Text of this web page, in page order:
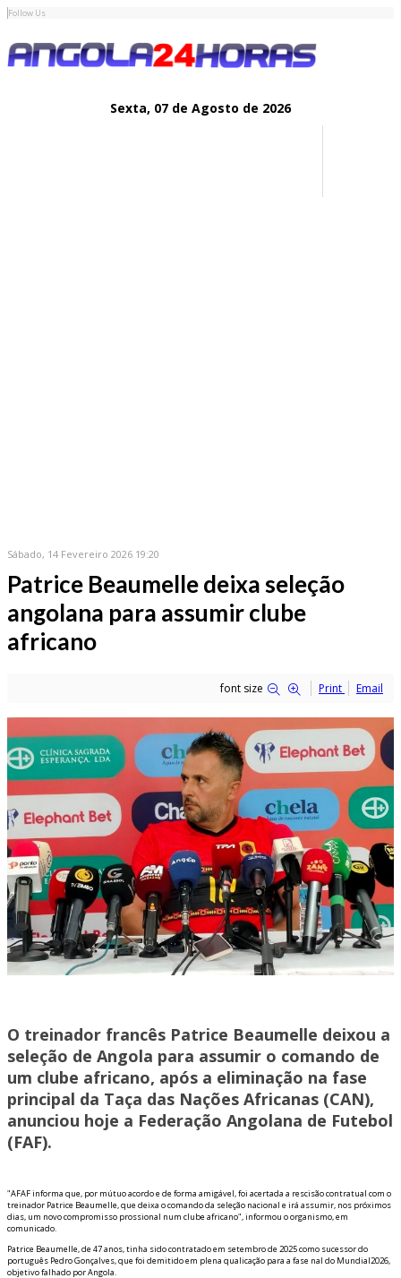
Follow Us
Sexta, 07 de Agosto de 2026
Sábado, 14 Fevereiro 2026 19:20
Patrice Beaumelle deixa seleção
angolana para assumir clube
africano
font size Print Email
O treinador francês Patrice Beaumelle deixou a
seleção de Angola para assumir o comando de
um clube africano, após a eliminação na fase
principal da Taça das Nações Africanas (CAN),
anunciou hoje a Federação Angolana de Futebol
(FAF).
"AFAF informa que, por mútuo acordo e de forma amigável, foi acertada a rescisão contratual com o
treinador Patrice Beaumelle, que deixa o comando da seleção nacional e irá assumir, nos próximos
dias, um novo compromisso profissional num clube africano", informou o organismo, em
comunicado.
Patrice Beaumelle, de 47 anos, tinha sido contratado em setembro de 2025 como sucessor do
português Pedro Gonçalves, que foi demitido em plena qualificação para a fase final do Mundial2026,
objetivo falhado por Angola.